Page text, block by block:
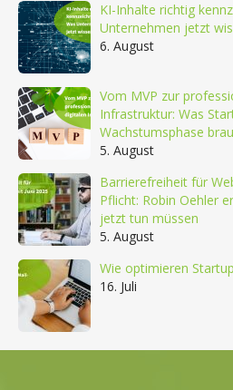
KI-Inhalte richtig
Unternehmen jetzt
6. August
Vom MVP zur
Infrastruktur: Was
Wachstumsphase
5. August
Barrierefreiheit für
Pflicht: Robin Oehler
jetzt tun müssen
5. August
Wie optimieren
16. Juli